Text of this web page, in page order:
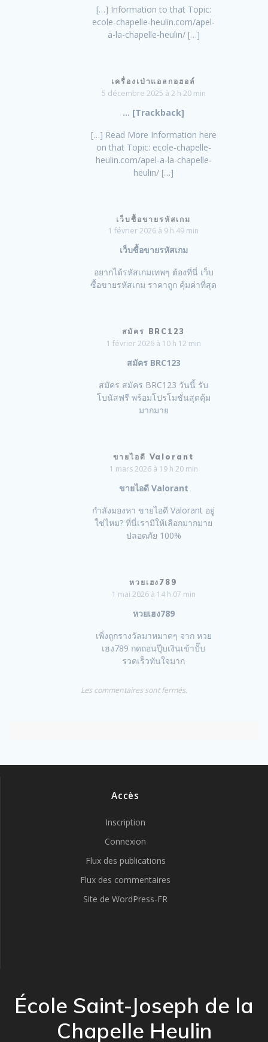
[…] Information to that Topic:
ecole-chapelle-heulin.com/apel-
a-la-chapelle-heulin/ […]
เครื่องเป่าแอลกอฮอล์
5 décembre 2025 à 2 h 20 min
… [Trackback]
[…] Read More Information here
on that Topic: ecole-chapelle-
heulin.com/apel-a-la-chapelle-
heulin/ […]
เว็บซื้อขายรหัสเกม
1 février 2026 à 9 h 49 min
เว็บซื้อขายรหัสเกม
อยากได้รหัสเกมเทพๆ ต้องที่นี่ เว็บ
ซื้อขายรหัสเกม ราคาถูก คุ้มค่าที่สุด
สมัคร BRC123
1 février 2026 à 10 h 12 min
สมัคร BRC123
สมัคร สมัคร BRC123 วันนี้ รับ
โบนัสฟรี พร้อมโปรโมชั่นสุดคุ้ม
มากมาย
ขายไอดี Valorant
1 mars 2026 à 19 h 20 min
ขายไอดี Valorant
กำลังมองหา ขายไอดี Valorant อยู่
ใช่ไหม? ที่นี่เรามีให้เลือกมากมาย
ปลอดภัย 100%
หวยเฮง789
1 mai 2026 à 14 h 07 min
หวยเฮง789
เพิ่งถูกรางวัลมาหมาดๆ จาก หวย
เฮง789 กดถอนปุ๊บเงินเข้าปั๊บ
รวดเร็วทันใจมาก
Les commentaires sont fermés.
Accès
Inscription
Connexion
Flux des publications
Flux des commentaires
Site de WordPress-FR
École Saint-Joseph de la
Chapelle Heulin